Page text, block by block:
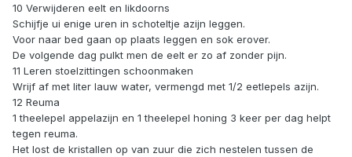
10 Verwijderen eelt en likdoorns
Schijfje ui enige uren in schoteltje azijn leggen.
Voor naar bed gaan op plaats leggen en sok erover.
De volgende dag pulkt men de eelt er zo af zonder pijn.
11 Leren stoelzittingen schoonmaken
Wrijf af met liter lauw water, vermengd met 1/2 eetlepels azijn.
12 Reuma
1 theelepel appelazijn en 1 theelepel honing 3 keer per dag helpt
tegen reuma.
Het lost de kristallen op van zuur die zich nestelen tussen de